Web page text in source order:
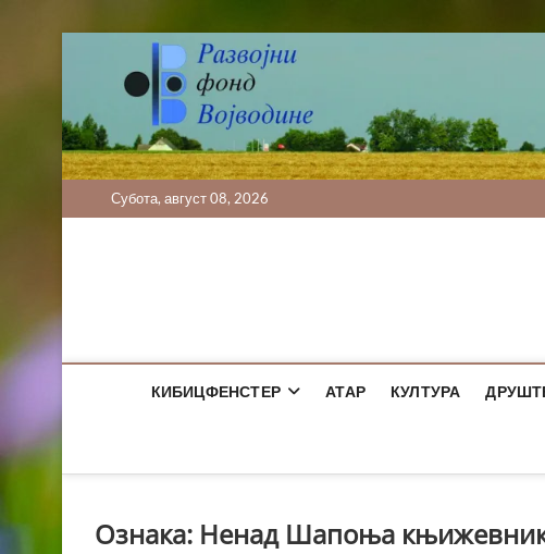
Субота, август 08, 2026
КИБИЦФЕНСТЕР АТАР КУЛТУРА
Ознака: Ненад Шапоња